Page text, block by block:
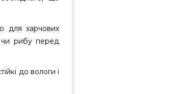
для харчових
чи рибу перед
до вологи і